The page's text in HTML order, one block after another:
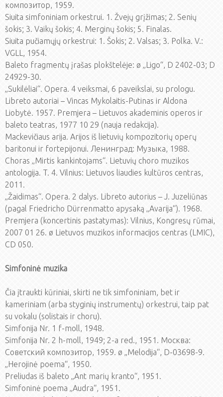
композитор, 1959.
Siuita simfoniniam orkestrui. 1. Žvejų grįžimas; 2. Senių
šokis; 3. Vaikų šokis; 4. Merginų šokis; 5. Finalas.
Siuita pučiamųjų orkestrui: 1. Šokis; 2. Valsas; 3. Polka. V.:
VGLL, 1954.
Baleto fragmentų įrašas plokštelėje: ø „Ligo“, D 2402-03; D
24929-30.
„Sukilėliai“. Opera. 4 veiksmai, 6 paveikslai, su prologu.
Libreto autoriai – Vincas Mykolaitis-Putinas ir Aldona
Liobytė. 1957. Premjera – Lietuvos akademinis operos ir
baleto teatras, 1977 10 29 (nauja redakcija).
Mackevičiaus arija. Arijos iš lietuvių kompozitorių operų
baritonui ir fortepijonui. Ленинград: Музыка, 1988.
Choras „Mirtis kankintojams“. Lietuvių choro muzikos
antologija. T. 4. Vilnius: Lietuvos liaudies kultūros centras,
2011.
„Žaidimas“. Opera. 2 dalys. Libreto autorius – J. Juzeliūnas
(pagal Friedricho Dürrenmatto apysaką „Avarija“). 1968.
Premjera (koncertinis pastatymas): Vilnius, Kongresų rūmai,
2007 01 26. ø Lietuvos muzikos informacijos centras (LMIC),
CD 050.
Simfoninė muzika
Čia įtraukti kūriniai, skirti ne tik simfoniniam, bet ir
kameriniam (arba styginių instrumentų) orkestrui, taip pat
su vokalu (solistais ir choru).
Simfonija Nr. 1 f-moll, 1948.
Simfonija Nr. 2 h-moll, 1949; 2-a red., 1951. Mocква:
Советский композитор, 1959. ø „Melodija“, D-03698-9.
„Herojinė poema“, 1950.
Preliudas iš baleto „Ant marių kranto“, 1951.
Simfoninė poema „Audra“, 1951.